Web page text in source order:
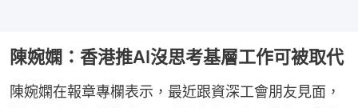
陳婉嫻：香港推AI沒思考基層工作可被取代
陳婉嫻在報章專欄表示，最近跟資深工會朋友見面，